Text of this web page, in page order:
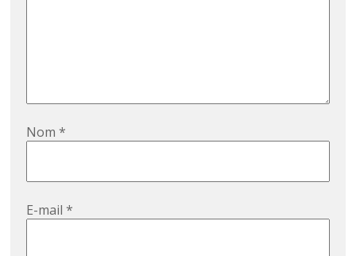
Nom*
E-mail*